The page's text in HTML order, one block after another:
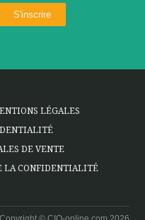
LÉGALES
DE VENTE
LA CONFIDENTIALITÉ